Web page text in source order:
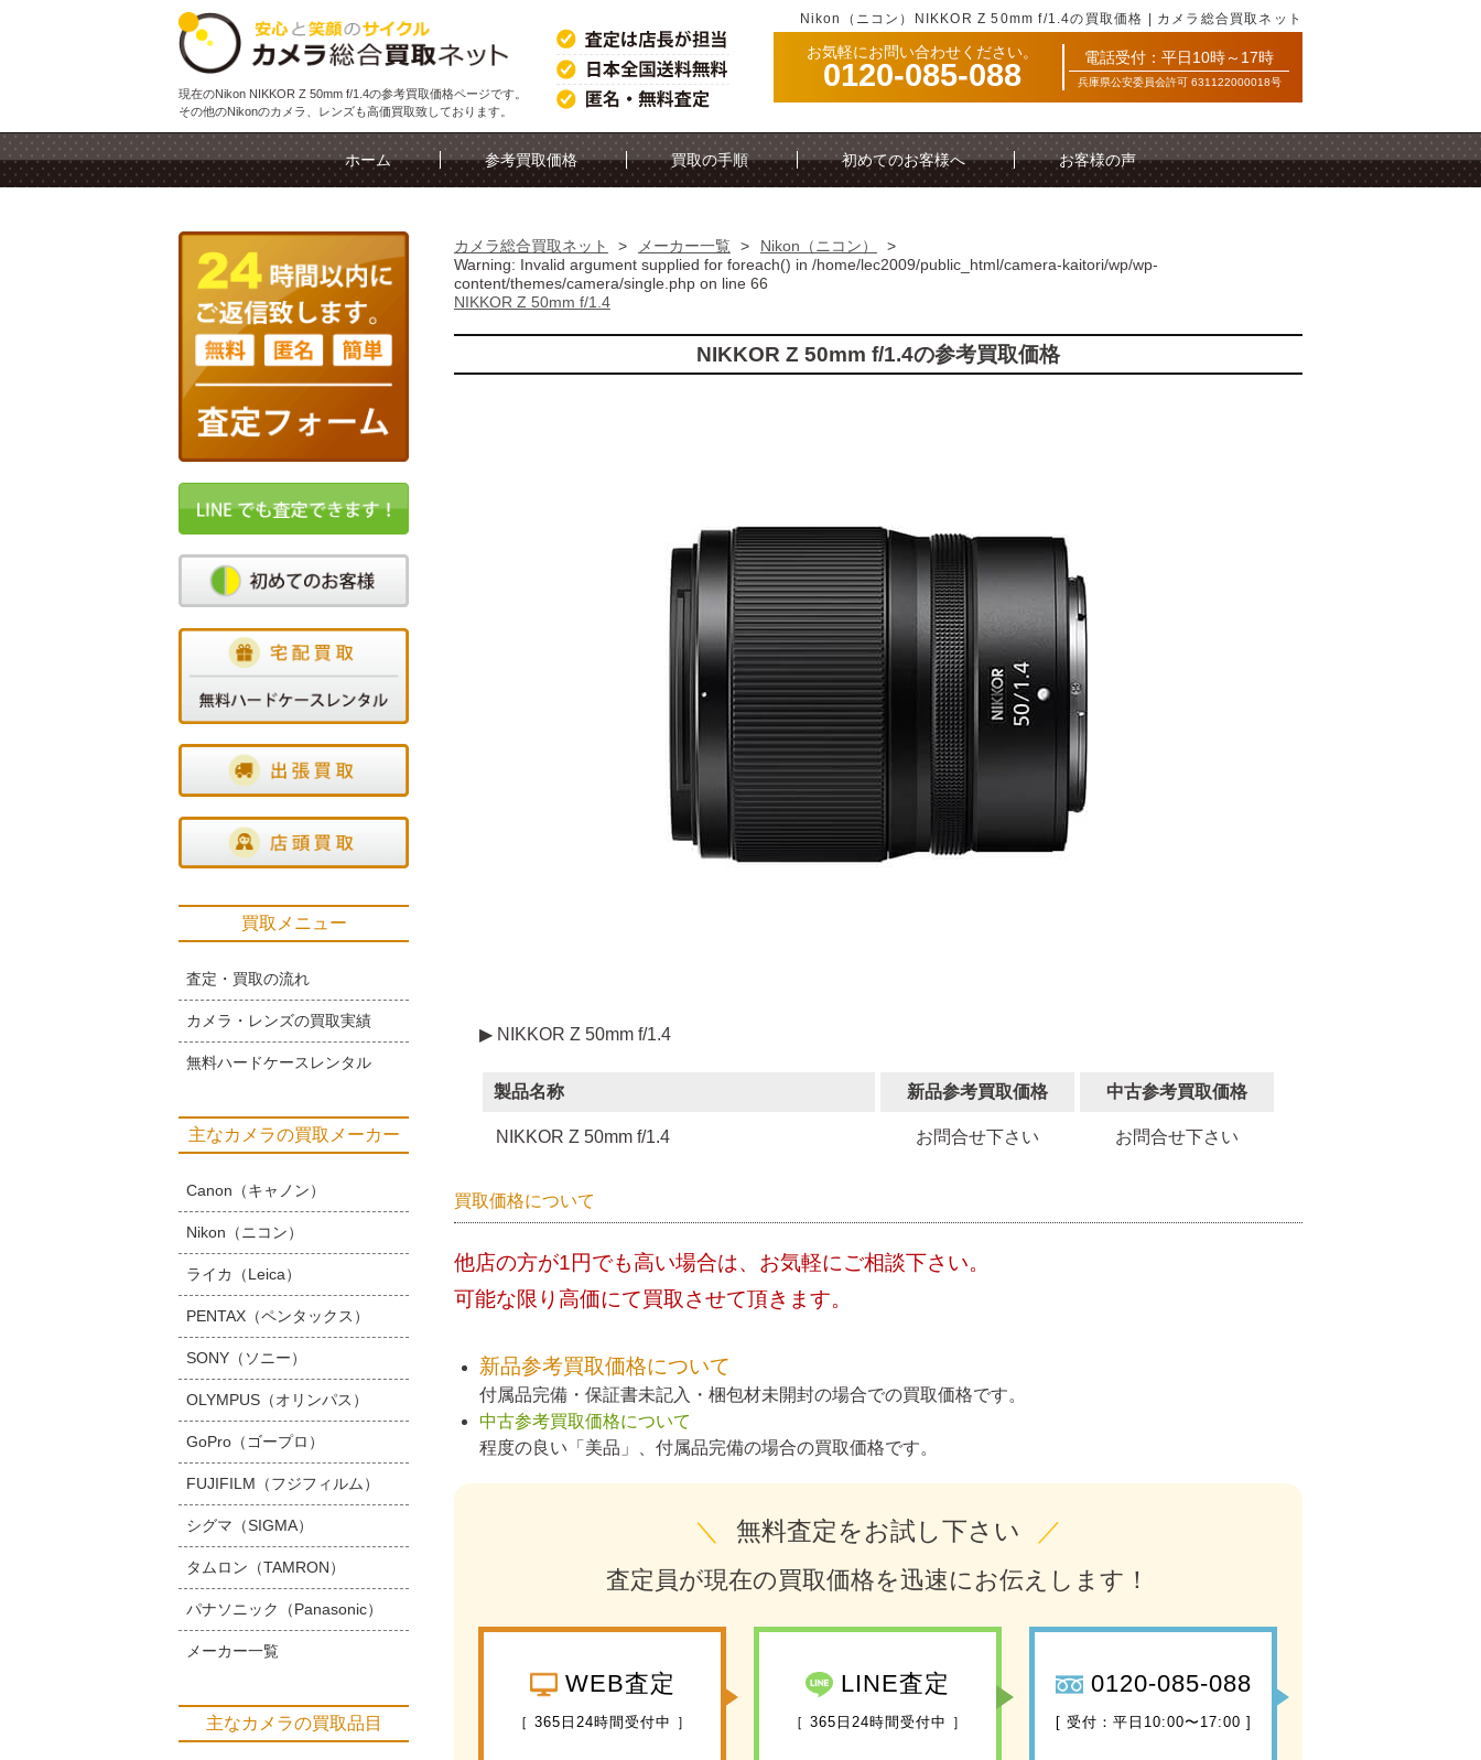
Nikon（ニコン）NIKKOR Z 50mm f/1.4の買取価格 | カメラ総合買取ネット
現在のNikon NIKKOR Z 50mm f/1.4の参考買取価格ページです。
その他のNikonのカメラ、レンズも高価買取致しております。
お気軽にお問い合わせください。
0120-085-088 電話受付：平日10時～17時
兵庫県公安委員会許可 631122000018号
ホーム 参考買取価格 買取の手順 初めてのお客様へ お客様の声
カメラ総合買取ネット > メーカー一覧 > Nikon（ニコン）
>
Warning: Invalid argument supplied for foreach() in /home/lec2009/public_html/camera-kaitori/wp/wp-
content/themes/camera/single.phpon line 66
NIKKOR Z 50mm f/1.4
NIKKOR Z 50mm f/1.4の参考買取価格
▶ NIKKOR Z 50mm f/1.4
製品名称 新品参考買取価格 中古参考買取価格
NIKKOR Z 50mm f/1.4 お問合せ下さい お問合せ下さい
買取価格について
他店の方が1円でも高い場合は、お気軽にご相談下さい。
可能な限り高価にて買取させて頂きます。
新品参考買取価格について
付属品完備・保証書未記入・梱包材未開封の場合での買取価格です。
中古参考買取価格について
程度の良い「美品」、付属品完備の場合の買取価格です。
＼ 無料査定をお試し下さい ／
査定員が現在の買取価格を迅速にお伝えします！
WEB査定
［ 365日24時間受付中 ］
LINE査定
［ 365日24時間受付中 ］
0120-085-088
[ 受付：平日10:00〜17:00 ]
買取メニュー
査定・買取の流れ
カメラ・レンズの買取実績
無料ハードケースレンタル
主なカメラの買取メーカー
Canon（キャノン）
Nikon（ニコン）
ライカ（Leica）
PENTAX（ペンタックス）
SONY（ソニー）
OLYMPUS（オリンパス）
GoPro（ゴープロ）
FUJIFILM（フジフィルム）
シグマ（SIGMA）
タムロン（TAMRON）
パナソニック（Panasonic）
メーカー一覧
主なカメラの買取品目